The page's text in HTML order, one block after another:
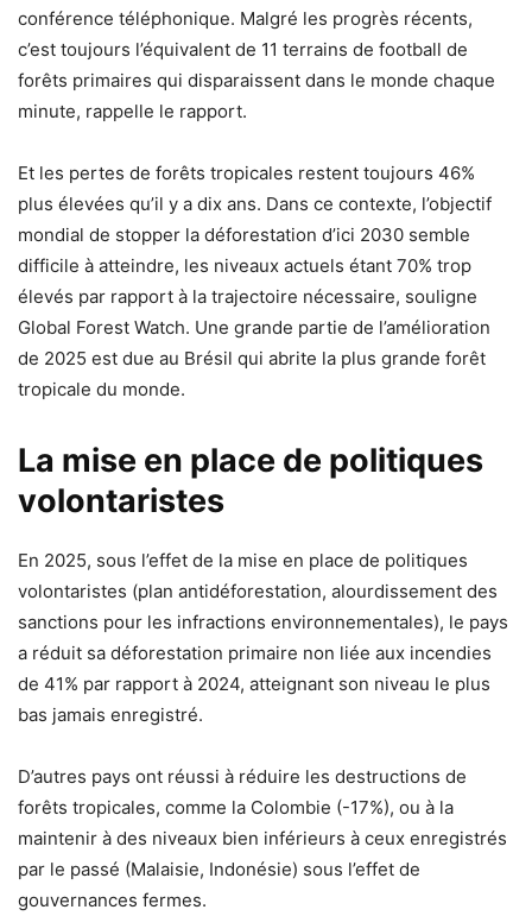
conférence téléphonique. Malgré les progrès récents,
c’est toujours l’équivalent de 11 terrains de football de
forêts primaires qui disparaissent dans le monde chaque
minute, rappelle le rapport.
Et les pertes de forêts tropicales restent toujours 46%
plus élevées qu’il y a dix ans. Dans ce contexte, l’objectif
mondial de stopper la déforestation d’ici 2030 semble
difficile à atteindre, les niveaux actuels étant 70% trop
élevés par rapport à la trajectoire nécessaire, souligne
Global Forest Watch. Une grande partie de l’amélioration
de 2025 est due au Brésil qui abrite la plus grande forêt
tropicale du monde.
La mise en place de politiques
volontaristes
En 2025, sous l’effet de la mise en place de politiques
volontaristes (plan antidéforestation, alourdissement des
sanctions pour les infractions environnementales), le pays
a réduit sa déforestation primaire non liée aux incendies
de 41% par rapport à 2024, atteignant son niveau le plus
bas jamais enregistré.
D’autres pays ont réussi à réduire les destructions de
forêts tropicales, comme la Colombie (-17%), ou à la
maintenir à des niveaux bien inférieurs à ceux enregistrés
par le passé (Malaisie, Indonésie) sous l’effet de
gouvernances fermes.